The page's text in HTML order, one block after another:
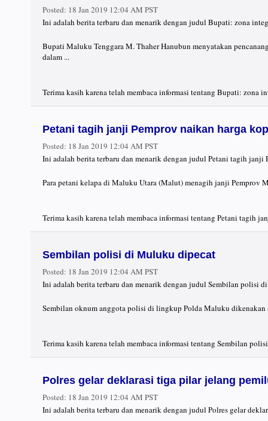
Posted: 18 Jan 2019 12:04 AM PST
Ini adalah berita terbaru dan menarik dengan judul Bupati: zona
Bupati Maluku Tenggara M. Thaher Hanubun menyatakan
dalam ...
Terima kasih karena telah membaca informasi tentang Bupati: zona
Petani tagih janji Pemprov naikan harga
Posted: 18 Jan 2019 12:04 AM PST
Ini adalah berita terbaru dan menarik dengan judul Petani tagih
Para petani kelapa di Maluku Utara (Malut) menagih janji Pemprov
Terima kasih karena telah membaca informasi tentang Petani tagih
Sembilan polisi di Muluku dipecat
Posted: 18 Jan 2019 12:04 AM PST
Ini adalah berita terbaru dan menarik dengan judul Sembilan polisi
Sembilan oknum anggota polisi di lingkup Polda Maluku dikenakan
Terima kasih karena telah membaca informasi tentang Sembilan
Polres gelar deklarasi tiga pilar jelang
Posted: 18 Jan 2019 12:04 AM PST
Ini adalah berita terbaru dan menarik dengan judul Polres gelar